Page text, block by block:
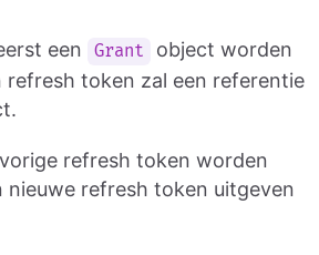
een Grant
object worden
refresh token zal een referentie
refresh token worden
nieuwe refresh token uitgeven